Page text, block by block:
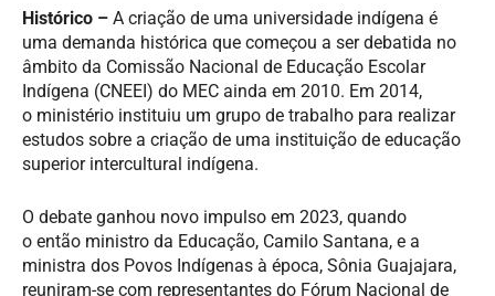
Histórico – A criação de uma universidade indígena é
uma demanda histórica que começou a ser debatida no
âmbito da Comissão Nacional de Educação Escolar
Indígena (CNEEI) do MEC ainda em 2010. Em 2014,
o ministério instituiu um grupo de trabalho para realizar
estudos sobre a criação de uma instituição de educação
superior intercultural indígena.
O debate ganhou novo impulso em 2023, quando
o então ministro da Educação, Camilo Santana, e a
ministra dos Povos Indígenas à época, Sônia Guajajara,
reuniram-se com representantes do Fórum Nacional de